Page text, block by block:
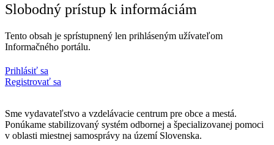
Slobodný prístup k informáciám
Tento obsah je sprístupnený len prihláseným užívateľom
Informačného portálu.
Prihlásiť sa
Registrovať sa
Sme vydavateľstvo a vzdelávacie centrum pre obce a mestá.
Ponúkame stabilizovaný systém odbornej a špecializovanej pomoci
v oblasti miestnej samosprávy na území Slovenska.